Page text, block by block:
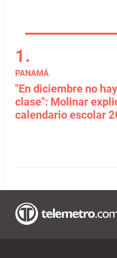
PANAMÁ
"En diciembre no
clase": Molinar
calendario escolar